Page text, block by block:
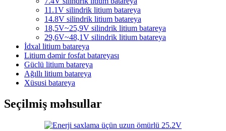
11.1V silindrik litium batareya
14.8V silindrik litium batareya
18,5V~25,9V silindrik litium batareya
29,6V~48,1V silindrik litium batareya
İdxal litium batareya
Litium dəmir fosfat batareyası
Güclü litium batareya
Ağıllı litium batareya
Xüsusi batareya
Seçilmiş məhsullar